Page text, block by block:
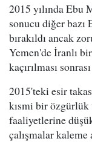
2015 yılında Ebu
sonucu diğer
bırakıldı ancak
Yemen'de İranlı
kaçırılması
2015'teki esir
kısmi bir özgürlük
faaliyetlerine
çalışmalar kaleme